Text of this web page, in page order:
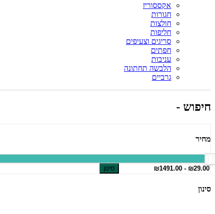
אקססוריז
חגורות
חולצות
חליפות
סריגים וצעיפים
חפתים
עניבות
הלבשה תחתונה
גרביים
חיפוש -
מחיר
סינון
סינון